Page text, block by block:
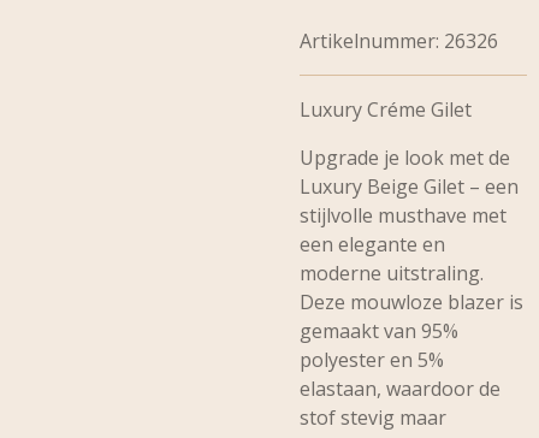
Artikelnummer: 26326
Luxury Créme Gilet
Upgrade je look met de
Luxury Beige Gilet – een
stijlvolle musthave met
een elegante en
moderne uitstraling.
Deze mouwloze blazer is
gemaakt van 95%
polyester en 5%
elastaan, waardoor de
stof stevig maar